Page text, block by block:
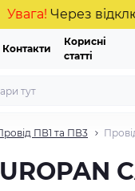
Через
Контакти
Корисні
статті
ПВ1 та ПВ3